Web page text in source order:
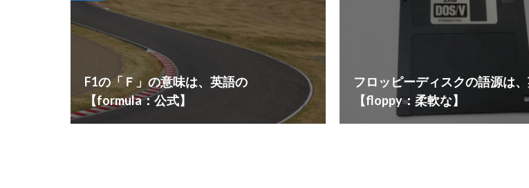
F1の「Ｆ」の意味は、英語の
【formula：公式】
フロッピーディスクの語源は
【floppy：柔軟な】